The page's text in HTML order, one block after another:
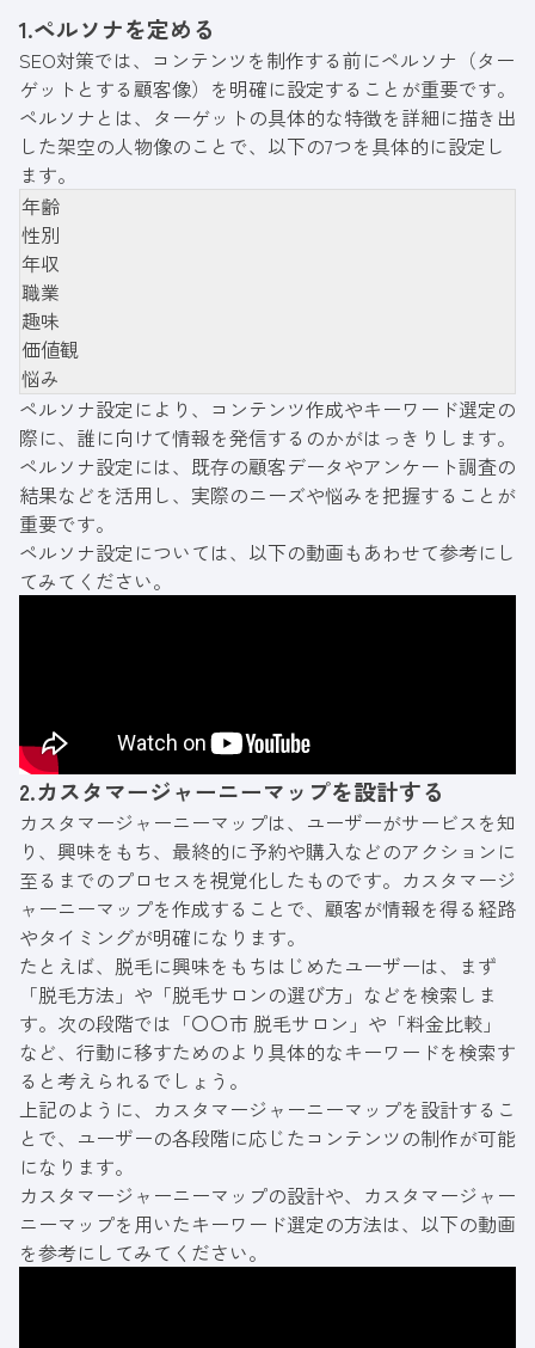
1.ペルソナを定める
SEO対策では、コンテンツを制作する前にペルソナ（ター
ゲットとする顧客像）を明確に設定することが重要です。
ペルソナとは、ターゲットの具体的な特徴を詳細に描き出
した架空の人物像のことで、以下の7つを具体的に設定し
ます。
年齢
性別
年収
職業
趣味
価値観
悩み
ペルソナ設定により、コンテンツ作成やキーワード選定の
際に、誰に向けて情報を発信するのかがはっきりします。
ペルソナ設定には、既存の顧客データやアンケート調査の
結果などを活用し、実際のニーズや悩みを把握することが
重要です。
ペルソナ設定については、以下の動画もあわせて参考にし
てみてください。
2.カスタマージャーニーマップを設計する
カスタマージャーニーマップは、ユーザーがサービスを知
り、興味をもち、最終的に予約や購入などのアクションに
至るまでのプロセスを視覚化したものです。カスタマージ
ャーニーマップを作成することで、顧客が情報を得る経路
やタイミングが明確になります。
たとえば、脱毛に興味をもちはじめたユーザーは、まず
「脱毛方法」や「脱毛サロンの選び方」などを検索しま
す。次の段階では「〇〇市 脱毛サロン」や「料金比較」
など、行動に移すためのより具体的なキーワードを検索す
ると考えられるでしょう。
上記のように、カスタマージャーニーマップを設計するこ
とで、ユーザーの各段階に応じたコンテンツの制作が可能
になります。
カスタマージャーニーマップの設計や、カスタマージャー
ニーマップを用いたキーワード選定の方法は、以下の動画
を参考にしてみてください。